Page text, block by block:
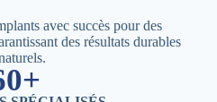
avec succès pour des
des résultats durables